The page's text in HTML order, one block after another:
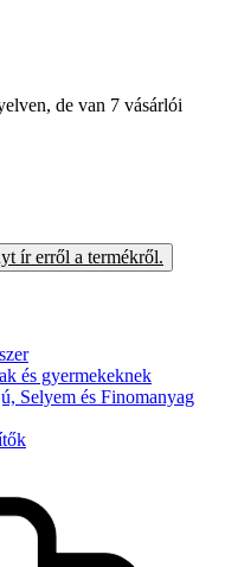
de van 7 vásárlói
ír erről a termékről.
és gyermekeknek
Selyem és Finomanyag